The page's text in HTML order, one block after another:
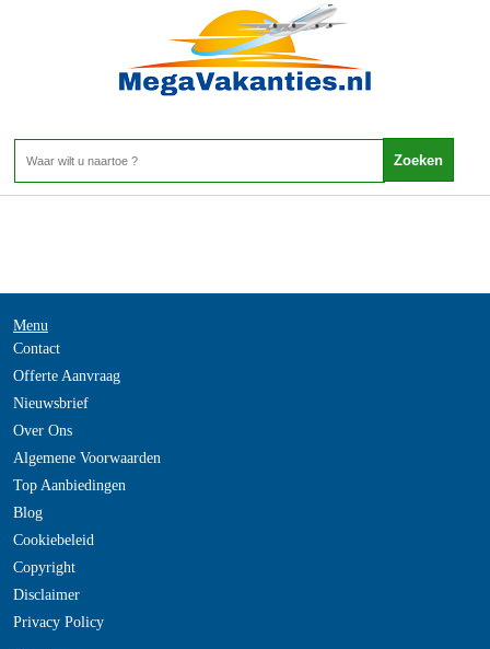
Home>
Menu
Contact
Offerte Aanvraag
Nieuwsbrief
Over Ons
Algemene Voorwaarden
Top Aanbiedingen
Blog
Cookiebeleid
Copyright
Disclaimer
Privacy Policy